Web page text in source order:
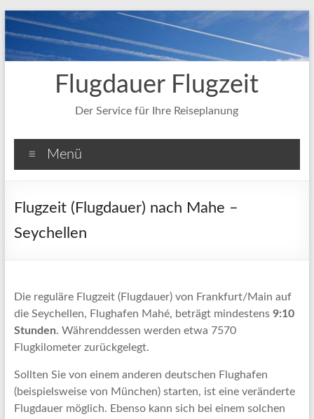
Zum
Inhalt
springen
Flugdauer Flugzeit
Der Service für Ihre Reiseplanung
Menü
Flugzeit (Flugdauer) nach Mahe –
Seychellen
Die reguläre Flugzeit (Flugdauer) von Frankfurt/Main auf
die Seychellen, Flughafen Mahé, beträgt mindestens 9:10
Stunden. Währenddessen werden etwa 7570
Flugkilometer zurückgelegt.
Sollten Sie von einem anderen deutschen Flughafen
(beispielsweise von München) starten, ist eine veränderte
Flugdauer möglich. Ebenso kann sich bei einem solchen